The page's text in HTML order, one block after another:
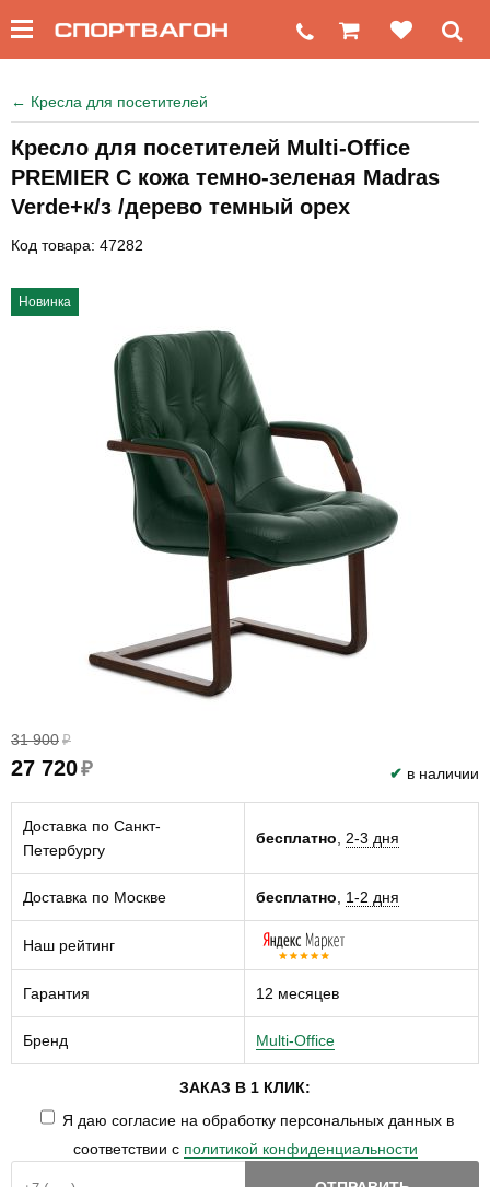
← Кресла для посетителей
Кресло для посетителей Multi-Office
PREMIER C кожа темно-зеленая Madras
Verde+к/з /дерево темный орех
Код товара: 47282
Новинка
31 900 ₽
27 720₽ ✔ в наличии
Доставка по Санкт-
Петербургу
бесплатно 2-3 дня
Доставка по Москве бесплатно 1-2 дня
Наш рейтинг
Гарантия 12 месяцев
Бренд Multi-Office
ЗАКАЗ В 1 КЛИК:
Я даю согласие на обработку персональных данных в
соответствии с политикой конфиденциальности